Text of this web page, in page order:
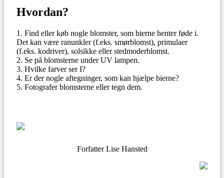
Hvordan?
Find eller køb nogle blomster, som bierne henter føde i.
Det kan være ranunkler (f.eks. smørblomst), primulaer
(f.eks. kodriver), solsikke eller stedmoderblomst.
Se på blomsterne under UV lampen.
Hvilke farver ser I?
Er der nogle aftegninger, som kan hjælpe bierne?
Fotografer blomsterne eller tegn dem.
Forfatter Lise Hansted